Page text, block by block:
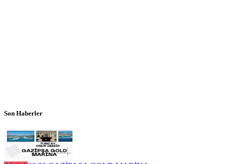
Son Haberler